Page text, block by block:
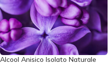
Alcool Anisico Isolato Naturale